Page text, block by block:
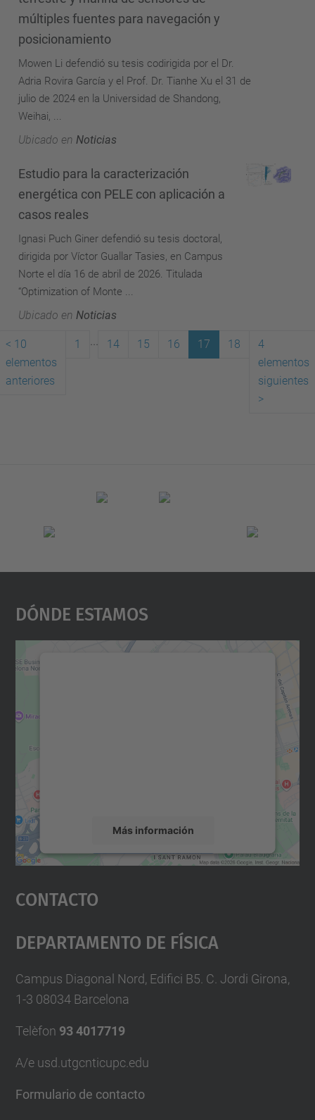
múltiples fuentes para navegación y
posicionamiento
Mowen Li defendió su tesis codirigida por el Dr.
Adria Rovira García y el Prof. Dr. Tianhe Xu el 31 de
julio de 2024 en la Universidad de Shandong,
Weihai, ...
Ubicado en Noticias
Estudio para la caracterización
energética con PELE con aplicación a
casos reales
Ignasi Puch Giner defendió su tesis doctoral,
dirigida por Víctor Guallar Tasies, en Campus
Norte el día 16 de abril de 2026. Titulada
“Optimization of Monte ...
Ubicado en Noticias
< 10
elementos
anteriores
1 14 15 16 17 18
4
elementos
siguientes
>
Dónde Estamos
Más información
Aceptar
powered by
Contacto
Departamento De Física
Campus Diagonal Nord, Edifici B5. C. Jordi Girona,
1-3 08034 Barcelona
Telèfon 93 4017719
A/e usd.utgcnticupc.edu
Formulario de contacto